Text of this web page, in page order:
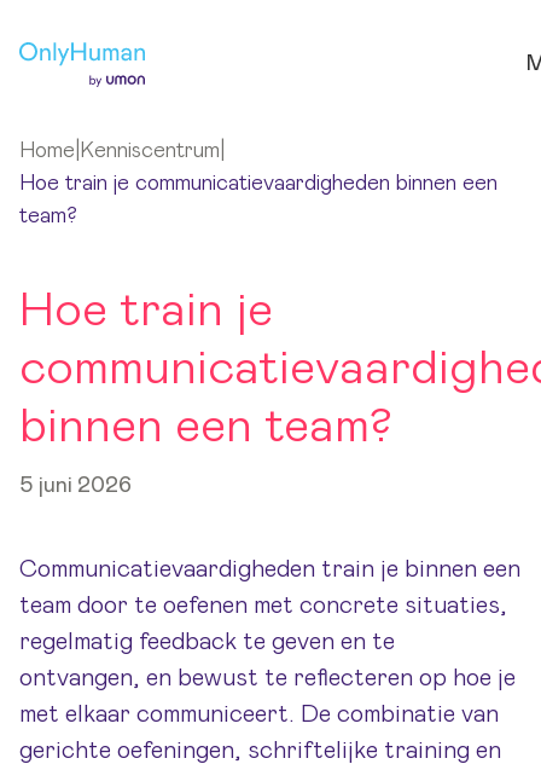
Home Kenniscentrum
Hoe train je communicatievaardigheden binnen een
team?
Hoe train je
binnen een team?
5 juni 2026
Communicatievaardigheden train je binnen een
team door te oefenen met concrete situaties,
regelmatig feedback te geven en te
ontvangen, en bewust te reflecteren op hoe je
met elkaar communiceert. De combinatie van
gerichte oefeningen, schriftelijke training en